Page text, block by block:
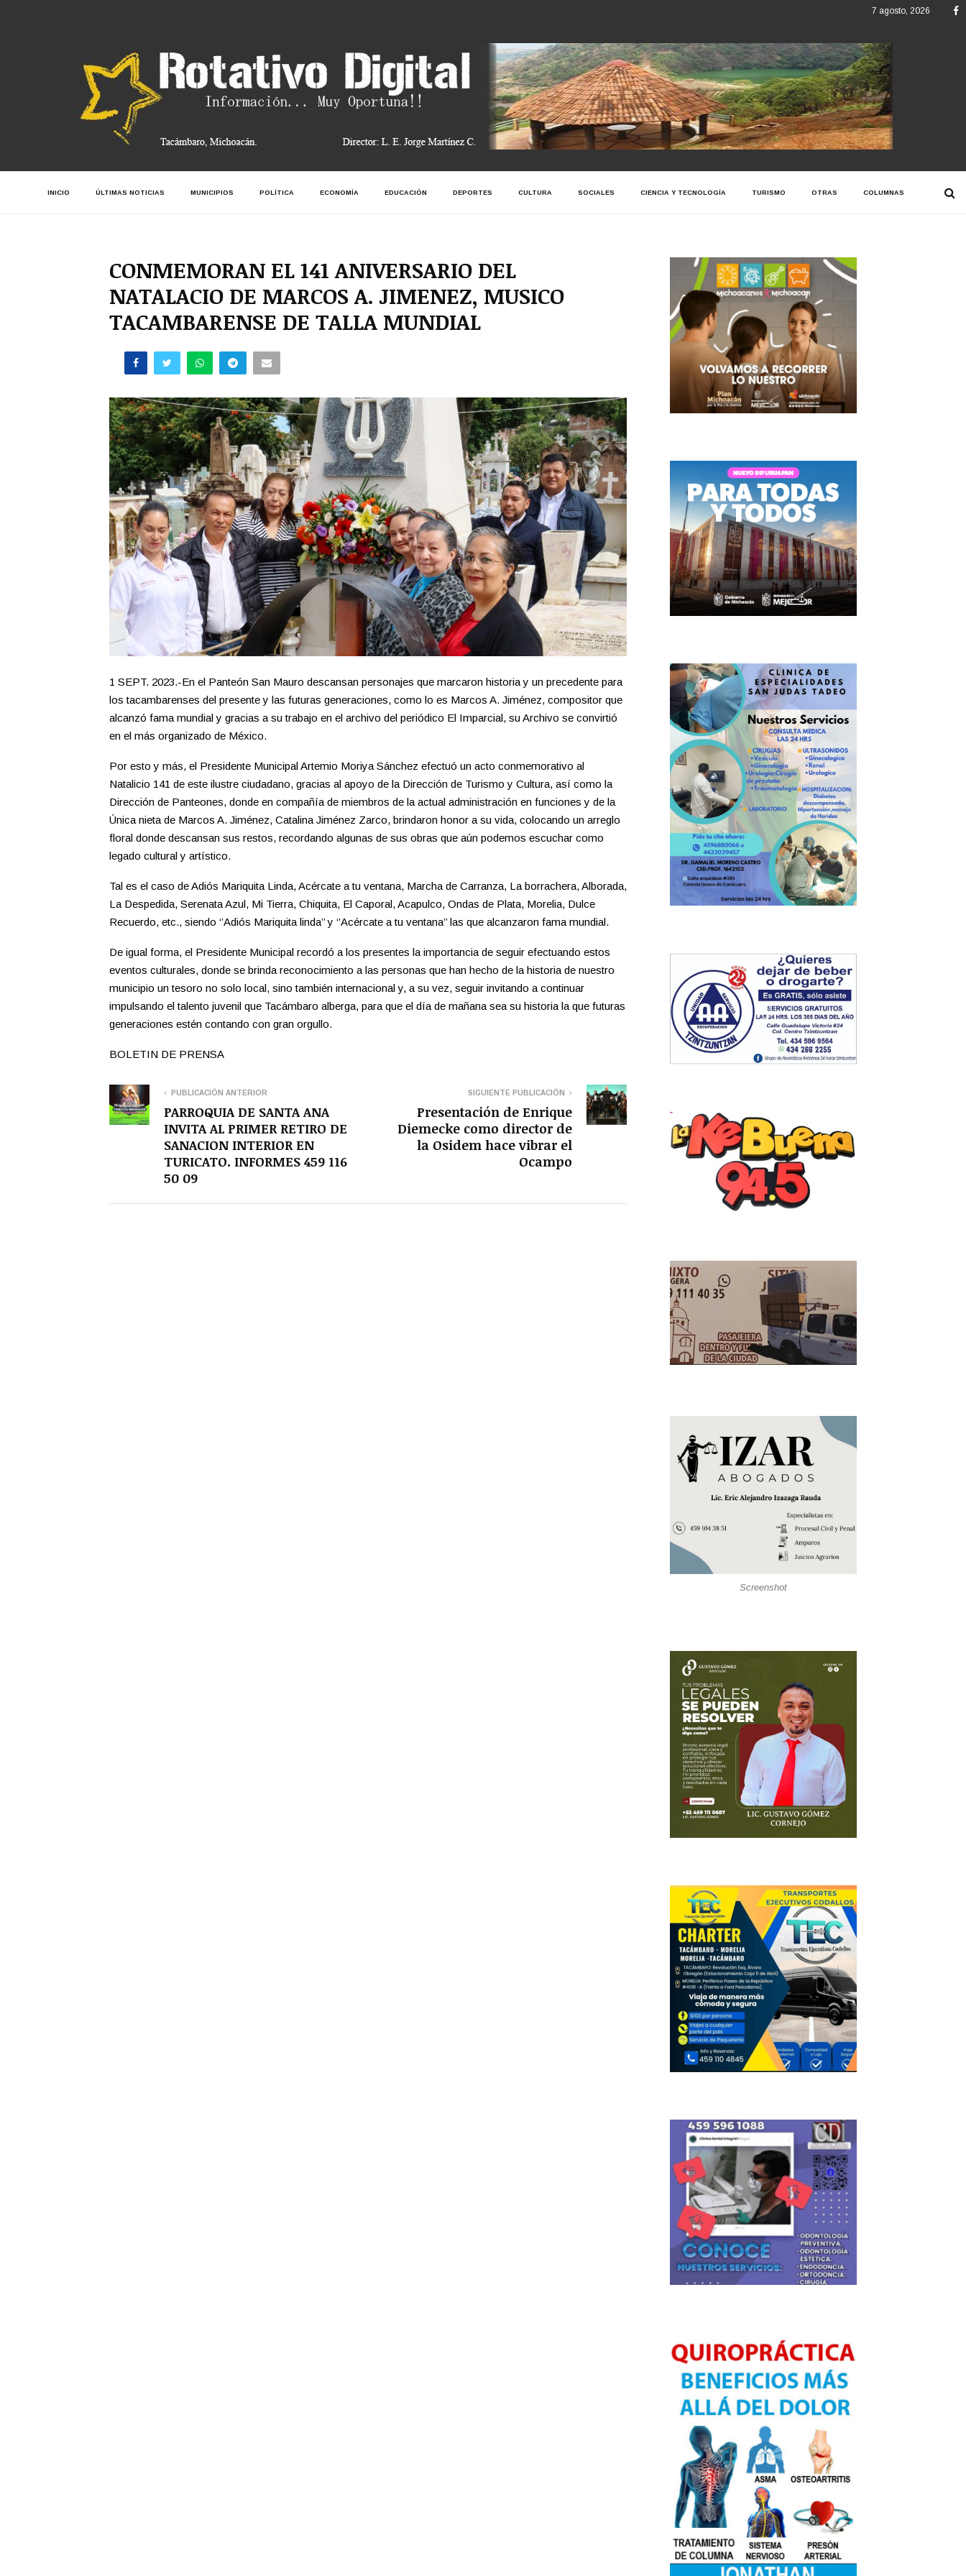
7 agosto, 2026
INICIO ÚLTIMAS NOTICIAS MUNICIPIOS POLÍTICA ECONOMÍA EDUCACIÓN DEPORTES CULTURA SOCIALES CIENCIA Y TECNOLOGÍA TURISMO OTRAS COLUMNAS
CONMEMORAN EL 141 ANIVERSARIO DEL
NATALACIO DE MARCOS A. JIMENEZ, MUSICO
TACAMBARENSE DE TALLA MUNDIAL
1 SEPT. 2023.-En el Panteón San Mauro descansan personajes que marcaron historia y un precedente para
los tacambarenses del presente y las futuras generaciones, como lo es Marcos A. Jiménez, compositor que
alcanzó fama mundial y gracias a su trabajo en el archivo del periódico El Imparcial, su Archivo se convirtió
en el más organizado de México.
Por esto y más, el Presidente Municipal Artemio Moriya Sánchez efectuó un acto conmemorativo al
Natalicio 141 de este ilustre ciudadano, gracias al apoyo de la Dirección de Turismo y Cultura, así como la
Dirección de Panteones, donde en compañía de miembros de la actual administración en funciones y de la
Única nieta de Marcos A. Jiménez, Catalina Jiménez Zarco, brindaron honor a su vida, colocando un arreglo
floral donde descansan sus restos, recordando algunas de sus obras que aún podemos escuchar como
legado cultural y artístico.
Tal es el caso de Adiós Mariquita Linda, Acércate a tu ventana, Marcha de Carranza, La borrachera, Alborada,
La Despedida, Serenata Azul, Mi Tierra, Chiquita, El Caporal, Acapulco, Ondas de Plata, Morelia, Dulce
Recuerdo, etc., siendo ‘’Adiós Mariquita linda’’ y ‘’Acércate a tu ventana’’ las que alcanzaron fama mundial.
De igual forma, el Presidente Municipal recordó a los presentes la importancia de seguir efectuando estos
eventos culturales, donde se brinda reconocimiento a las personas que han hecho de la historia de nuestro
municipio un tesoro no solo local, sino también internacional y, a su vez, seguir invitando a continuar
impulsando el talento juvenil que Tacámbaro alberga, para que el día de mañana sea su historia la que futuras
generaciones estén contando con gran orgullo.
BOLETIN DE PRENSA
PUBLICACIÓN ANTERIOR
PARROQUIA DE SANTA ANA
INVITA AL PRIMER RETIRO DE
SANACION INTERIOR EN
TURICATO. INFORMES 459 116
50 09
SIGUIENTE PUBLICACIÓN
Presentación de Enrique
Diemecke como director de
la Osidem hace vibrar el
Ocampo
Screenshot